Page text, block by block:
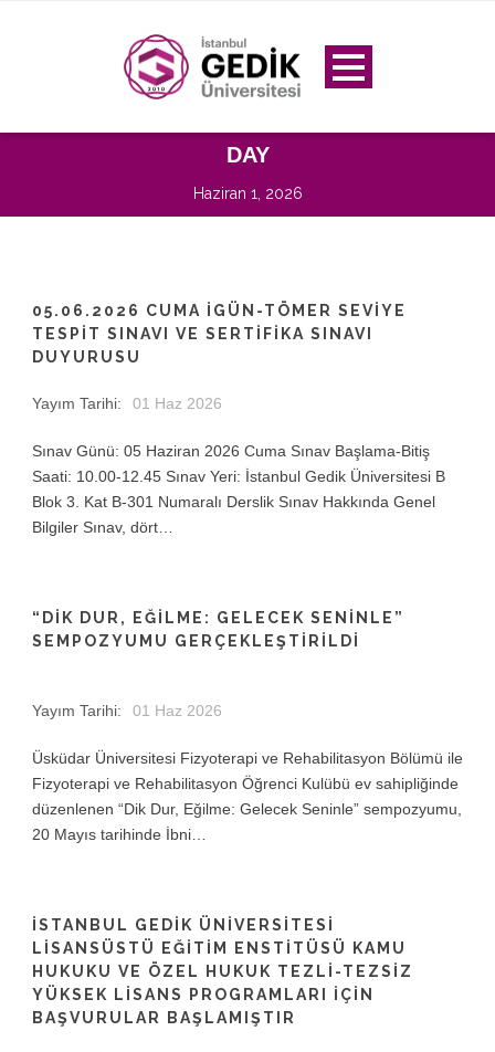
DAY
Haziran 1, 2026
05.06.2026 CUMA İGÜN-TÖMER SEVİYE
TESPİT SINAVI VE SERTİFİKA SINAVI
DUYURUSU
Yayım Tarihi: 01 Haz 2026
Sınav Günü: 05 Haziran 2026 Cuma Sınav Başlama-Bitiş
Saati: 10.00-12.45 Sınav Yeri: İstanbul Gedik Üniversitesi B
Blok 3. Kat B-301 Numaralı Derslik Sınav Hakkında Genel
Bilgiler Sınav, dört…
“DIK DUR, EĞILME: GELECEK SENINLE”
SEMPOZYUMU GERÇEKLEŞTIRILDI
Yayım Tarihi: 01 Haz 2026
Üsküdar Üniversitesi Fizyoterapi ve Rehabilitasyon Bölümü ile
Fizyoterapi ve Rehabilitasyon Öğrenci Kulübü ev sahipliğinde
düzenlenen “Dik Dur, Eğilme: Gelecek Seninle” sempozyumu,
20 Mayıs tarihinde İbni…
İSTANBUL GEDIK ÜNIVERSITESI
LISANSÜSTÜ EĞITIM ENSTITÜSÜ KAMU
HUKUKU VE ÖZEL HUKUK TEZLI-TEZSIZ
YÜKSEK LISANS PROGRAMLARI IÇIN
BAŞVURULAR BAŞLAMIŞTIR